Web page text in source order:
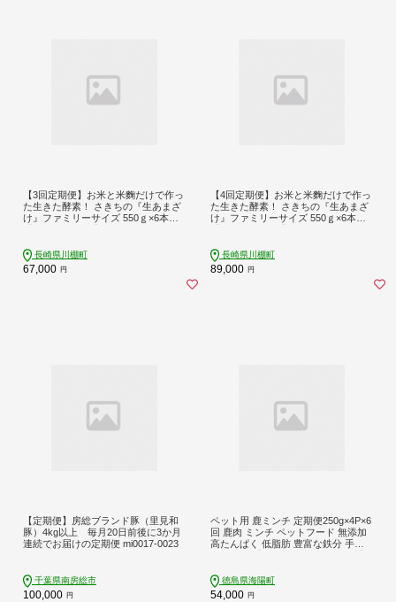
【3回定期便】お米と米麴だけで作っ
た生きた酵素！ さきちの『生あまざ
け』ファミリーサイズ 550ｇ×6本
け 酵素 米 米糀 糀 川棚甘酒 長崎産あ
まざけ
長崎県川棚町
67,000 円
【4回定期便】お米と米麴だけで作っ
た生きた酵素！ さきちの『生あまざ
け』ファミリーサイズ 550ｇ×6本
け 酵素 米 米糀 糀 川棚甘酒 長崎産あ
まざけ
長崎県川棚町
89,000 円
【定期便】房総ブランド豚（里見和
豚）4kg以上 毎月20日前後に3か月
連続でお届けの定期便 mi0017-0023
千葉県南房総市
100,000 円
ペット用 鹿ミンチ 定期便250g×4P×6
回 鹿肉 ミンチ ペットフード 無添加
高たんぱく 低脂肪 豊富な鉄分 手作
徳島県海陽町
54,000 円